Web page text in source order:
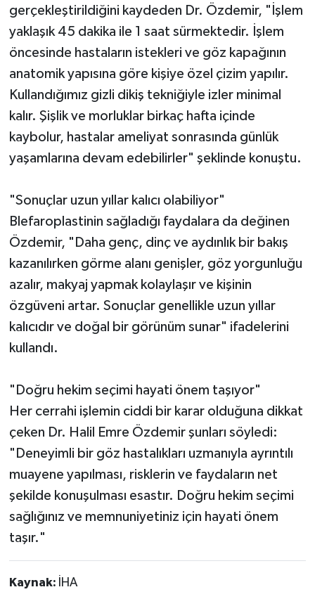
gerçekleştirildiğini kaydeden Dr. Özdemir, "İşlem
yaklaşık 45 dakika ile 1 saat sürmektedir. İşlem
öncesinde hastaların istekleri ve göz kapağının
anatomik yapısına göre kişiye özel çizim yapılır.
Kullandığımız gizli dikiş tekniğiyle izler minimal
kalır. Şişlik ve morluklar birkaç hafta içinde
kaybolur, hastalar ameliyat sonrasında günlük
yaşamlarına devam edebilirler" şeklinde konuştu.
"Sonuçlar uzun yıllar kalıcı olabiliyor"
Blefaroplastinin sağladığı faydalara da değinen
Özdemir, "Daha genç, dinç ve aydınlık bir bakış
kazanılırken görme alanı genişler, göz yorgunluğu
azalır, makyaj yapmak kolaylaşır ve kişinin
özgüveni artar. Sonuçlar genellikle uzun yıllar
kalıcıdır ve doğal bir görünüm sunar" ifadelerini
kullandı.
"Doğru hekim seçimi hayati önem taşıyor"
Her cerrahi işlemin ciddi bir karar olduğuna dikkat
çeken Dr. Halil Emre Özdemir şunları söyledi:
"Deneyimli bir göz hastalıkları uzmanıyla ayrıntılı
muayene yapılması, risklerin ve faydaların net
şekilde konuşulması esastır. Doğru hekim seçimi
sağlığınız ve memnuniyetiniz için hayati önem
taşır."
Kaynak: İHA